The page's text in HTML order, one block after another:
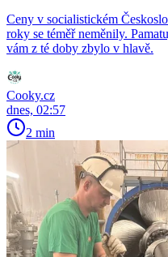
Ceny v socialistickém
roky se téměř neměnily.
vám z té doby zbylo v hlavě.
Cooky.cz
dnes, 02:57
2 min